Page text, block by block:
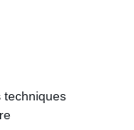
techniques